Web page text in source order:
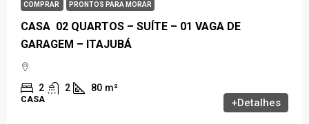
COMPRAR PRONTOS PARA MORAR
CASA 02 QUARTOS – SUÍTE – 01 VAGA DE
GARAGEM – ITAJUBÁ
2 2 80 m²
CASA +Detalhes